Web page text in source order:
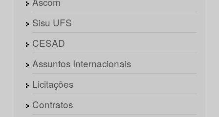
Sisu UFS
CESAD
Assuntos Internacionais
Licitações
Contratos